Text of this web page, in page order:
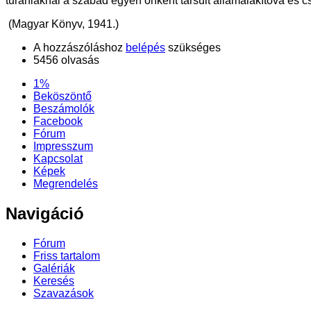
(Magyar Könyv, 1941.)
A hozzászóláshoz belépés szükséges
5456 olvasás
1%
Beköszöntő
Beszámolók
Facebook
Fórum
Impresszum
Kapcsolat
Képek
Megrendelés
Navigáció
Fórum
Friss tartalom
Galériák
Keresés
Szavazások